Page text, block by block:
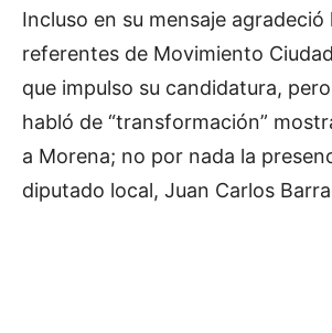
Incluso en su mensaje agradeció
referentes de Movimiento
que impulso su candidatura,
habló de “transformación”
a Morena; no por nada la
diputado local, Juan Carlos